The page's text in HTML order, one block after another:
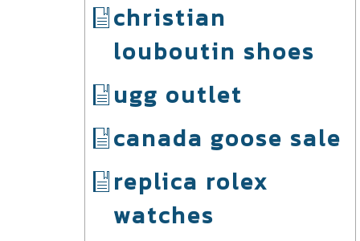
christian
louboutin shoes
ugg outlet
canada goose sale
replica rolex
watches